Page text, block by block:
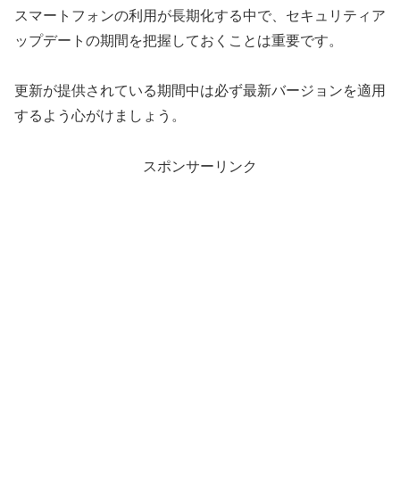
スマートフォンの利用が長期化する中で、セキュリティア
ップデートの期間を把握しておくことは重要です。
更新が提供されている期間中は必ず最新バージョンを適用
するよう心がけましょう。
スポンサーリンク